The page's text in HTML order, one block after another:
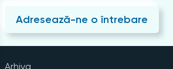
Adresează-ne o întrebare
Arhiva